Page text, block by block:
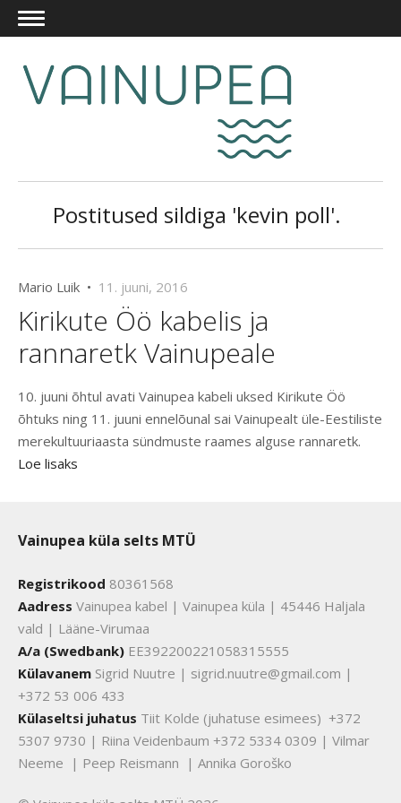
Postitused sildiga 'kevin poll'.
Mario Luik • 11. juuni, 2016
Kirikute Öö kabelis ja
rannaretk Vainupeale
10. juuni õhtul avati Vainupea kabeli uksed Kirikute Öö
õhtuks ning 11. juuni ennelõunal sai Vainupealt üle-Eestiliste
merekultuuriaasta sündmuste raames alguse rannaretk.
Loe lisaks
Vainupea küla selts MTÜ
Registrikood 80361568
Aadress Vainupea kabel | Vainupea küla | 45446 Haljala
vald | Lääne-Virumaa
A/a (Swedbank) EE392200221058315555
Külavanem Sigrid Nuutre | sigrid.nuutre@gmail.com |
+372 53 006 433
Külaseltsi juhatus Tiit Kolde (juhatuse esimees) +372
5307 9730 | Riina Veidenbaum +372 5334 0309 | Vilmar
Neeme | Peep Reismann | Annika Goroško